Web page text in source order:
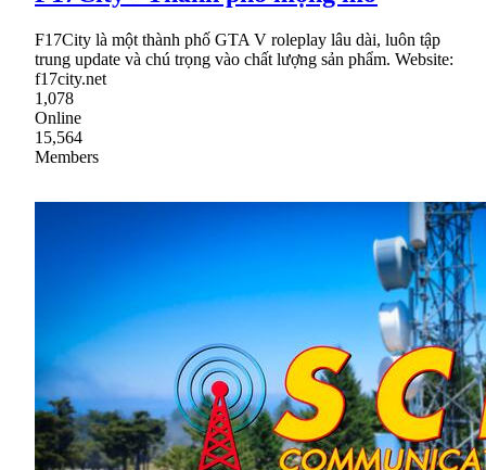
F17City là một thành phố GTA V roleplay lâu dài, luôn tập
trung update và chú trọng vào chất lượng sản phẩm. Website:
f17city.net
1,078
Online
15,564
Members